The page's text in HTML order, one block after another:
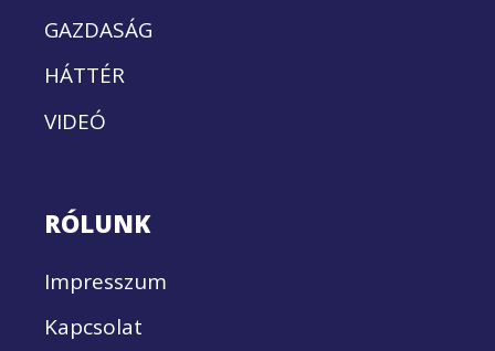
GAZDASÁG
HÁTTÉR
VIDEÓ
RÓLUNK
Impresszum
Kapcsolat